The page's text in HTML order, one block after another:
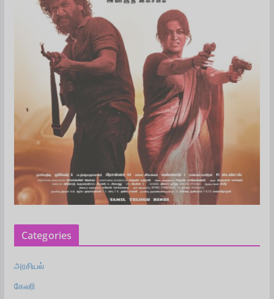
Categories
அரசியல்
கேலரி